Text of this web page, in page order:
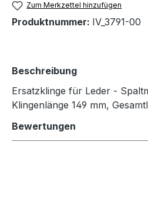
Zum Merkzettel hinzufügen
Produktnummer: IV_3791-00
Beschreibung
Ersatzklinge für Leder -
Klingenlänge 149 mm,
Bewertungen